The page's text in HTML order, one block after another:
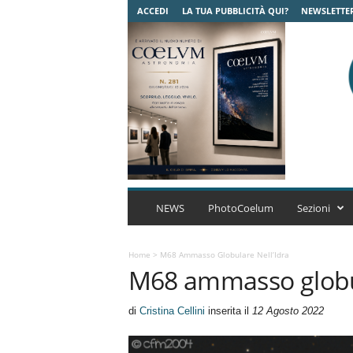
ACCEDI LA TUA PUBBLICITÀ QUI?
C
u
A
r
NEWS PhotoCoelum Sezioni
Home > M68 Ammasso Globulare Nell’Idra
M68 ammasso
di Cristina Cellini inserita il 12 Agosto 2022